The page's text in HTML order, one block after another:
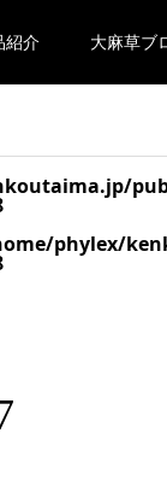
紹介 大麻草ブ
phylex/